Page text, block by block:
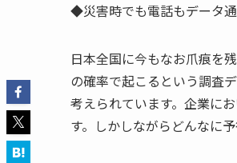
◆災害時でも電話もデータ
日本全国に今もなお爪痕を
の確率で起こるという調査
考えられています。企業に
す。しかしながらどんなに